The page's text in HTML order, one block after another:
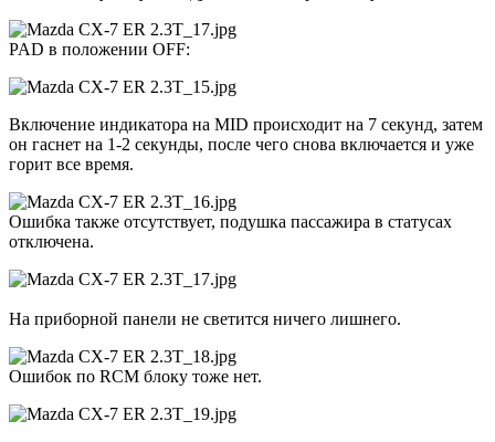
PAD в положении OFF:
Включение индикатора на MID происходит на 7 секунд, затем
он гаснет на 1-2 секунды, после чего снова включается и уже
горит все время.
Ошибка также отсутствует, подушка пассажира в статусах
отключена.
На приборной панели не светится ничего лишнего.
Ошибок по RCM блоку тоже нет.